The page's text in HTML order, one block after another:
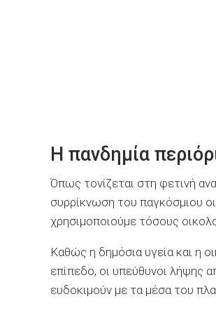
Η πανδημία
Όπως τονίζεται στη φετινή
συρρίκνωση του παγκόσμιου
χρησιμοποιούμε τόσους
Καθώς η δημόσια υγεία και η
επίπεδο, οι υπεύθυνοι λήψης
ευδοκιμούν με τα μέσα του